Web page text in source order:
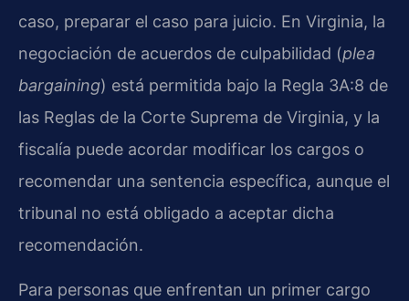
caso, preparar el caso para juicio. En Virginia, la
negociación de acuerdos de culpabilidad (plea
bargaining) está permitida bajo la Regla 3A:8 de
las Reglas de la Corte Suprema de Virginia, y la
fiscalía puede acordar modificar los cargos o
recomendar una sentencia específica, aunque el
tribunal no está obligado a aceptar dicha
recomendación.
Para personas que enfrentan un primer cargo